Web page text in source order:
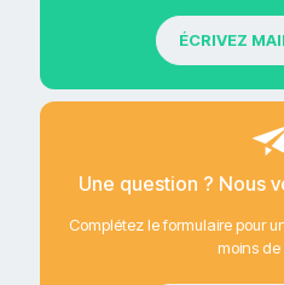
ÉCRIVEZ
Une question ? Nous
Complétez le formulaire pour
moins de